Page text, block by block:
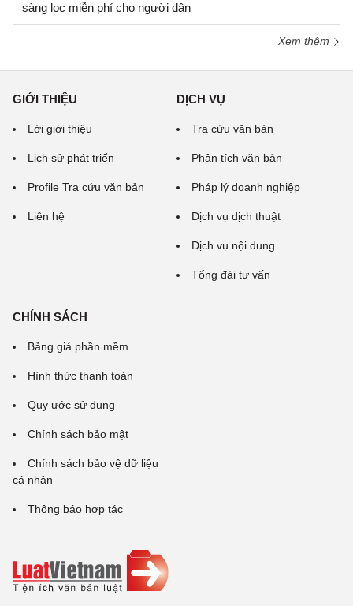
sàng lọc miễn phí cho người dân
Xem thêm
GIỚI THIỆU
Lời giới thiệu
Lịch sử phát triển
Profile Tra cứu văn bản
Liên hệ
DỊCH VỤ
Tra cứu văn bản
Phân tích văn bản
Pháp lý doanh nghiệp
Dịch vụ dịch thuật
Dịch vụ nội dung
Tổng đài tư vấn
CHÍNH SÁCH
Bảng giá phần mềm
Hình thức thanh toán
Quy ước sử dụng
Chính sách bảo mật
Chính sách bảo vệ dữ liệu
cá nhân
Thông báo hợp tác